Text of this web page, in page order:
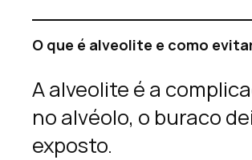
O que é alveolite e como
A alveolite é a
no alvéolo, o buraco
exposto.